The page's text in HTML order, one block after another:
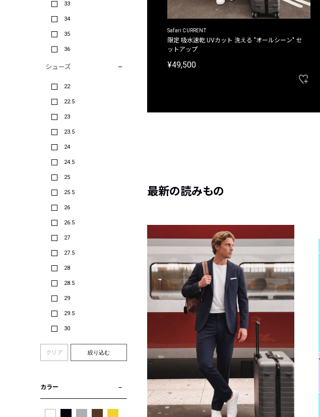
33
34
35
36
シューズ
22
22.5
23
23.5
24
24.5
25
25.5
26
26.5
27
27.5
28
28.5
29
29.5
30
クリア 絞り込む
カラー
Safari CURRENT
限定 吸水速乾 UVカット 洗える "オールシーン" セ
ットアップ
¥49,500
最新の読みもの